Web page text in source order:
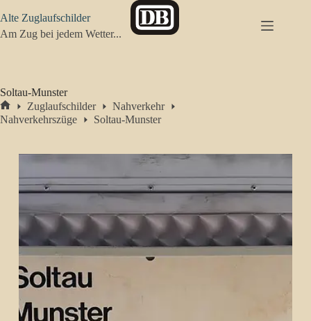
Inhalt
springen
Alte Zuglaufschilder
Am Zug bei jedem Wetter...
Soltau-Munster
Start
Zuglaufschilder
Nahverkehr
Nahverkehrszüge
Soltau-Munster